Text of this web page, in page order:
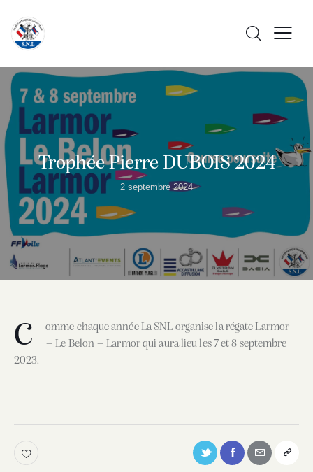
Trophée Pierre DUBOIS 2024
2 septembre 2024
C
omme chaque année La SNL organise la régate Larmor
– Le Belon – Larmor qui aura lieu les 7 et 8 septembre
2023.